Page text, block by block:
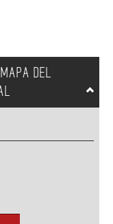
MAPA DEL